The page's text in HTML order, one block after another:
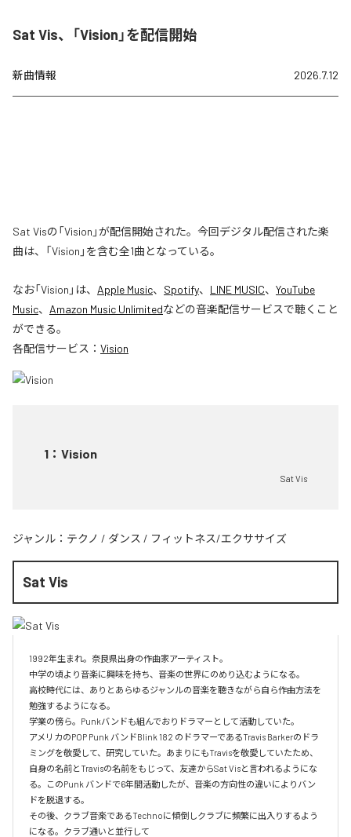
Sat Vis、「Vision」を配信開始
新曲情報 2026.7.12
Sat Visの「Vision」が配信開始された。今回デジタル配信された楽
曲は、「Vision」を含む全1曲となっている。
なお「Vision 」は、 Apple Music、 Spotify、 LINE MUSIC、 YouTube
Music、 Amazon Music Unlimitedなどの音楽配信サービスで聴くこと
ができる。
各配信サービス： Vision
1 ： Vision
Sat Vis
ジャンル： テクノ / ダンス / フィットネス/エクササイズ
Sat Vis
1992年生まれ。奈良県出身の作曲家アーティスト。
中学の頃より音楽に興味を持ち、音楽の世界にのめり込むようになる。
高校時代には、ありとあらゆるジャンルの音楽を聴きながら自ら作曲方法を
勉強するようになる。
学業の傍ら。Punkバンドも組んでおりドラマーとして活動していた。
アメリカのPOP Punk バンドBlink 182 のドラマーであるTravis Barkerのドラ
ミングを敬愛して、研究していた。あまりにもTravisを敬愛していたため、
自身の名前とTravisの名前をもじって、友達からSat Visと言われるようにな
る。このPunk バンドで6年間活動したが、音楽の方向性の違いによりバン
ドを脱退する。
その後、クラブ音楽であるTechnoに傾倒しクラブに頻繁に出入りするよう
になる。クラブ通いと並行して